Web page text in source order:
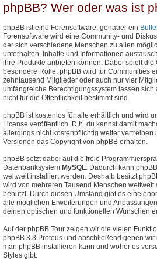
phpBB? Wer oder was ist
phpBB ist eine Forensoftware, genauer ein
Forensoftware wird eine Community- und
der sich verschiedene Menschen zu allen
unterhalten, Inhalte und Informationen
ihre Produkte anbieten können. Dabei spielt die
besondere Rolle. phpBB wird für Communities
zehntausend Mitglieder oder auch nur vier
umfangreiche Berechtigungssystem lassen
nicht für die Öffentlichkeit bestimmt sind.
phpBB ist kostenlos für alle erhältlich und wird
License veröffentlich. D.h. du kannst damit
allerdings nicht kostenpflichtig weiter vertreiben
Versionen das Copyright von phpBB erhalten.
phpBB setzt dabei auf die freie
Datenbanksystem MySQL. Dadurch kann
weltweit installiert werden. Deshalb besitzt
wird von mehreren Tausend Menschen weltweit
benutzt. Durch diesen Umstand gibt es eine
alle möglichen Erweiterungen und
deinen optischen und funktionellen Wünschen
Auf der phpBB Tour zeigen wir die vielen
phpBB 3.3 Proteus und abschließend geben
man phpBB installieren kann und woher es
Styles gibt.